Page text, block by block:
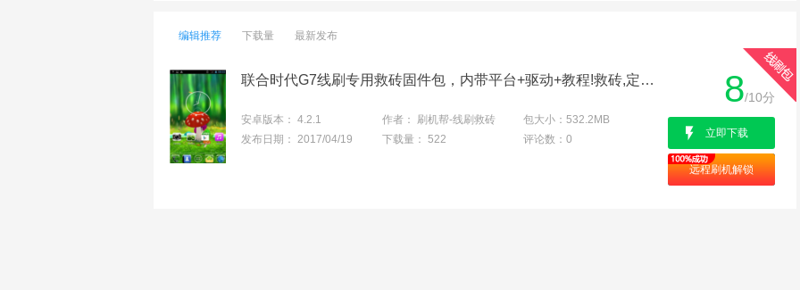
编辑推荐 下载量 最新发布
联合时代G7线刷专用救砖固件包，内带平台+驱动+教程!救砖,定屏,解防盗锁专用100%成功
安卓版本： 4.2.1 作者： 刷机帮-线刷救砖 包大小： 532.2MB
发布日期： 2017/04/19 下载量： 522 评论数： 0
8/10分
立即下载
远程刷机解锁